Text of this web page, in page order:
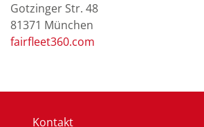
Gotzinger Str. 48
81371 München
fairfleet360.com
Kontakt